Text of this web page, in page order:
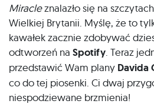
Miracleznalazło się na
Wielkiej Brytanii. Myślę, że to
kawałek zacznie zdobywać
odtworzeń na Spotify . Teraz
przedstawić Wam plany Davida
co do tej piosenki. Ci dwaj
niespodziewane brzmienia!